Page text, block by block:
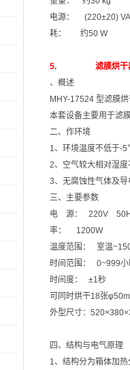
电源： (220±20)
耗： 约50 W
5. 滤膜烘干器
、概述
MHY-17524 型滤膜
本套设备主要用于滤
二、作环境
1、环境温度不低于-
2、空气较大相对湿
3、无腐蚀性气体及
三、主要参数
电 源： 220V
率： 1200W
温度范围： 室温
时间范围： 0~999小
时间度： ±1秒
可同时烘干18张
外型尺寸：
四、结构与电气原理
1、结构分为箱体加